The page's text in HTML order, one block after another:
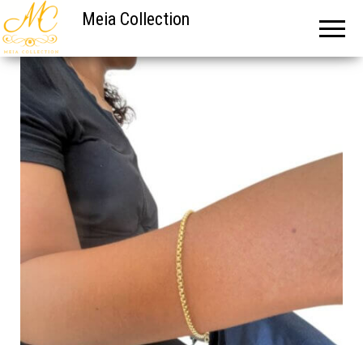
Meia Collection